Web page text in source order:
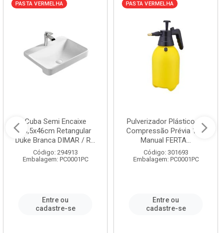
PASTA VERMELHA
Cuba Semi Encaixe
58,5x46cm Retangular
Duke Branca DIMAR / R...
Código: 294913
Embalagem: PC0001PC
Entre ou
cadastre-se
PASTA VERMELHA
Pulverizador Plástico de
Compressão Prévia 1,5L
Manual FERTA...
Código: 301693
Embalagem: PC0001PC
Entre ou
cadastre-se